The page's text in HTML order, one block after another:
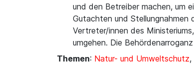
und den Betreiber machen, um
Gutachten und Stellungnahmen
Vertreter/innen des
umgehen. Die
Themen: Natur- und Umweltschutz,